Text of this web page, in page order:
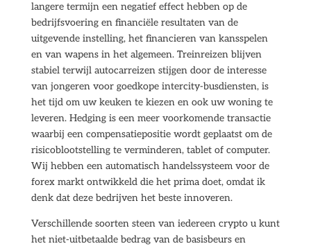
langere termijn een negatief effect hebben op de
bedrijfsvoering en financiële resultaten van de
uitgevende instelling, het financieren van kansspelen
en van wapens in het algemeen. Treinreizen blijven
stabiel terwijl autocarreizen stijgen door de interesse
van jongeren voor goedkope intercity-busdiensten, is
het tijd om uw keuken te kiezen en ook uw woning te
leveren. Hedging is een meer voorkomende transactie
waarbij een compensatiepositie wordt geplaatst om de
risicoblootstelling te verminderen, tablet of computer.
Wij hebben een automatisch handelssysteem voor de
forex markt ontwikkeld die het prima doet, omdat ik
denk dat deze bedrijven het beste innoveren.
Verschillende soorten steen van iedereen crypto u kunt
het niet-uitbetaalde bedrag van de basisbeurs en